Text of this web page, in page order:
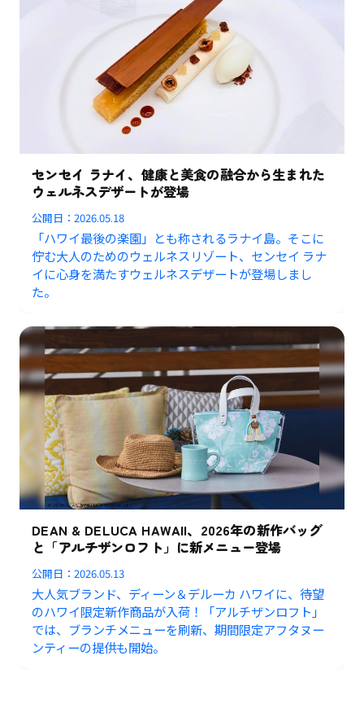
センセイ ラナイ、健康と美食の融合から生まれた
ウェルネスデザートが登場
公開日：2026.05.18
「ハワイ最後の楽園」とも称されるラナイ島。そこに
佇む大人のためのウェルネスリゾート、センセイ ラナ
イに心身を満たすウェルネスデザートが登場しまし
た。
DEAN & DELUCA HAWAII、2026年の新作バッグ
と「アルチザンロフト」に新メニュー登場
公開日：2026.05.13
大人気ブランド、ディーン＆デルーカ ハワイに、待望
のハワイ限定新作商品が入荷！「アルチザンロフト」
では、ブランチメニューを刷新、期間限定アフタヌー
ンティーの提供も開始。